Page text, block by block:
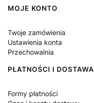
MOJE KONTO
Twoje zamówienia
Ustawienia konta
Przechowalnia
PŁATNOŚCI I DOSTAWA
Formy płatności